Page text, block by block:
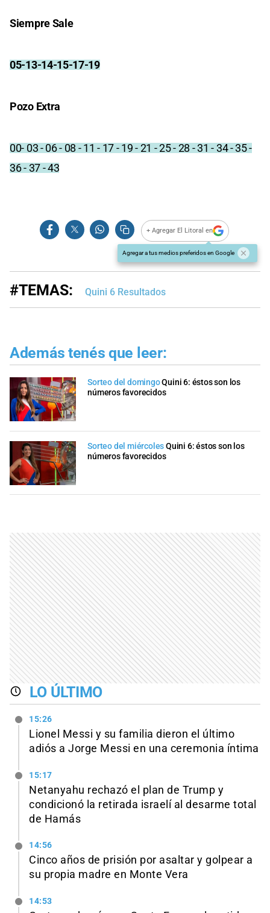
Siempre Sale
05-13-14-15-17-19
Pozo Extra
00- 03 - 06 - 08 - 11 - 17 - 19 - 21 - 25 - 28 - 31 - 34 - 35 -
36 - 37 - 43
+ Agregar El Litoral en
Agregar a tus medios preferidos en Google
#TEMAS: Quini 6 Resultados
Además tenés que leer:
Sorteo del domingoQuini 6: éstos son los
números favorecidos
Sorteo del miércolesQuini 6: éstos son los
números favorecidos
LO ÚLTIMO
15:26
Lionel Messi y su familia dieron el último
adiós a Jorge Messi en una ceremonia íntima
15:17
Netanyahu rechazó el plan de Trump y
condicionó la retirada israelí al desarme total
de Hamás
14:56
Cinco años de prisión por asaltar y golpear a
su propia madre en Monte Vera
14:53